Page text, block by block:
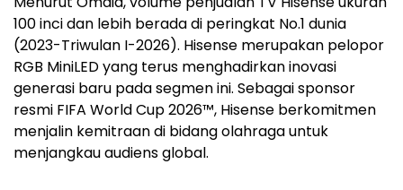
100 inci dan lebih berada di peringkat No.1 dunia
(2023-Triwulan I-2026). Hisense merupakan pelopor
RGB MiniLED yang terus menghadirkan inovasi
generasi baru pada segmen ini. Sebagai sponsor
resmi FIFA World Cup 2026™, Hisense berkomitmen
menjalin kemitraan di bidang olahraga untuk
menjangkau audiens global.